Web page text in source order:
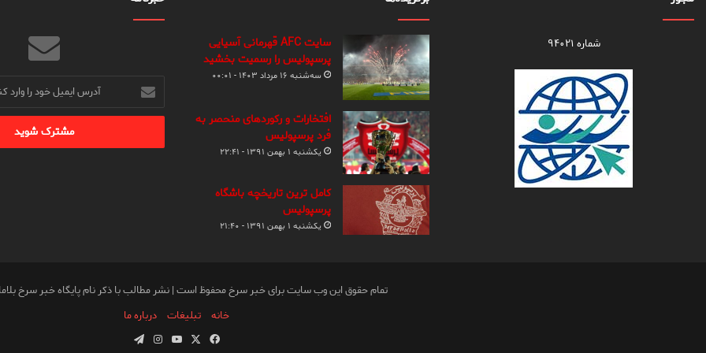
شماره ۹۴۰۲۱
سایت AFC قهرمانی آسیایی
پرسپولیس را رسمیت بخشید
سه‌شنبه ۱۶ مرداد ۱۴۰۳ - ۰۰:۰۱
افتخارات و رکوردهای منحصر به
فرد پرسپولیس
یکشنبه ۱ بهمن ۱۳۹۱ - ۲۲:۴۱
کامل ترین تاریخچه باشگاه
پرسپولیس
یکشنبه ۱ بهمن ۱۳۹۱ - ۲۱:۴۰
آدرس
ایمیل
خود
وارد
تمام حقوق این وب سایت برای خبر سرخ محفوظ است | نشر مطالب با ذکر نام پایگاه خبر سرخ
خانه
تبلیغات
درباره ما
فیس
یوتیوباینستاگرام
تلگرام